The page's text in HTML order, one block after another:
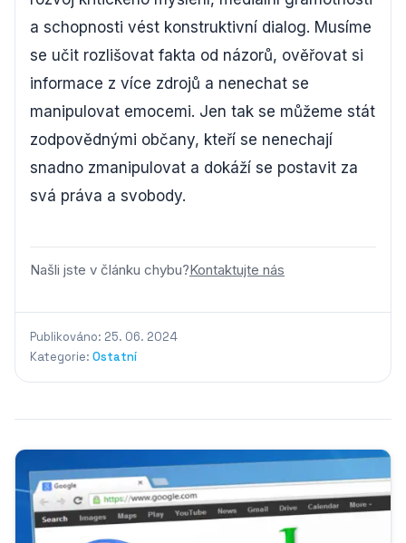
a schopnosti vést konstruktivní dialog. Musíme
se učit rozlišovat fakta od názorů, ověřovat si
informace z více zdrojů a nenechat se
manipulovat emocemi. Jen tak se můžeme stát
zodpovědnými občany, kteří se nenechají
snadno zmanipulovat a dokáží se postavit za
svá práva a svobody.
Našli jste v článku chybu?Kontaktujte nás
Publikováno: 25. 06. 2024
Kategorie: Ostatní